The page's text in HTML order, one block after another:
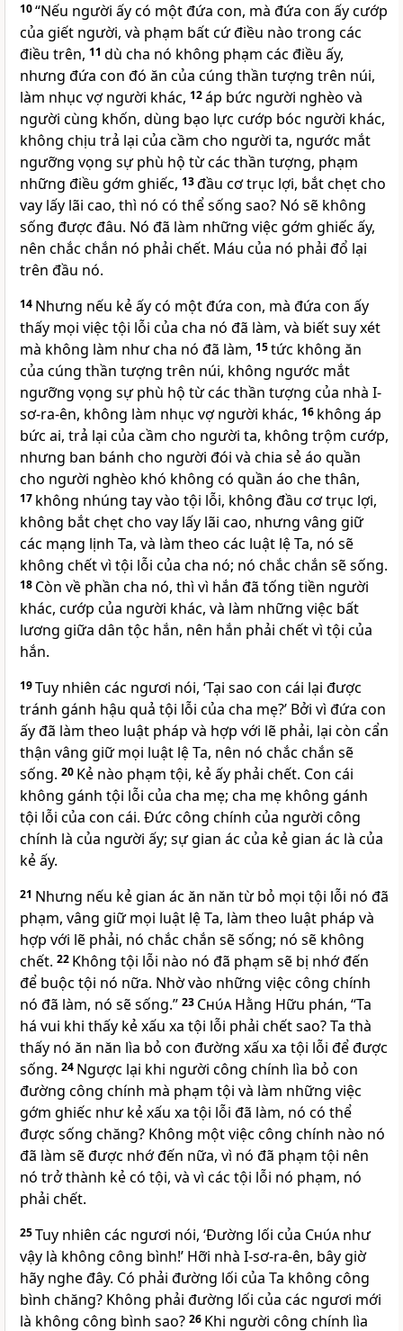
10“Nếu người ấy có một đứa con, mà đứa con ấy cướp
của giết người, và phạm bất cứ điều nào trong các
điều trên, 11 dù cha nó không phạm các điều ấy,
nhưng đứa con đó ăn của cúng thần tượng trên núi,
làm nhục vợ người khác, 12áp bức người nghèo và
người cùng khốn, dùng bạo lực cướp bóc người khác,
không chịu trả lại của cầm cho người ta, ngước mắt
ngưỡng vọng sự phù hộ từ các thần tượng, phạm
những điều gớm ghiếc, 13đầu cơ trục lợi, bắt chẹt cho
vay lấy lãi cao, thì nó có thể sống sao? Nó sẽ không
sống được đâu. Nó đã làm những việc gớm ghiếc ấy,
nên chắc chắn nó phải chết. Máu của nó phải đổ lại
trên đầu nó.
14 Nhưng nếu kẻ ấy có một đứa con, mà đứa con ấy
thấy mọi việc tội lỗi của cha nó đã làm, và biết suy xét
mà không làm như cha nó đã làm, 15tức không ăn
của cúng thần tượng trên núi, không ngước mắt
ngưỡng vọng sự phù hộ từ các thần tượng của nhà I-
sơ-ra-ên, không làm nhục vợ người khác, 16 không áp
bức ai, trả lại của cầm cho người ta, không trộm cướp,
nhưng ban bánh cho người đói và chia sẻ áo quần
cho người nghèo khó không có quần áo che thân,
17 không nhúng tay vào tội lỗi, không đầu cơ trục lợi,
không bắt chẹt cho vay lấy lãi cao, nhưng vâng giữ
các mạng lịnh Ta, và làm theo các luật lệ Ta, nó sẽ
không chết vì tội lỗi của cha nó; nó chắc chắn sẽ sống.
18 Còn về phần cha nó, thì vì hắn đã tống tiền người
khác, cướp của người khác, và làm những việc bất
lương giữa dân tộc hắn, nên hắn phải chết vì tội của
hắn.
19Tuy nhiên các ngươi nói, ‘Tại sao con cái lại được
tránh gánh hậu quả tội lỗi của cha mẹ?’ Bởi vì đứa con
ấy đã làm theo luật pháp và hợp với lẽ phải, lại còn cẩn
thận vâng giữ mọi luật lệ Ta, nên nó chắc chắn sẽ
sống. 20 Kẻ nào phạm tội, kẻ ấy phải chết. Con cái
không gánh tội lỗi của cha mẹ; cha mẹ không gánh
tội lỗi của con cái. Ðức công chính của người công
chính là của người ấy; sự gian ác của kẻ gian ác là của
kẻ ấy.
21 Nhưng nếu kẻ gian ác ăn năn từ bỏ mọi tội lỗi nó đã
phạm, vâng giữ mọi luật lệ Ta, làm theo luật pháp và
hợp với lẽ phải, nó chắc chắn sẽ sống; nó sẽ không
chết. 22 Không tội lỗi nào nó đã phạm sẽ bị nhớ đến
để buộc tội nó nữa. Nhờ vào những việc công chính
nó đã làm, nó sẽ sống.” 23 ChúaHằng Hữu phán, “Ta
há vui khi thấy kẻ xấu xa tội lỗi phải chết sao? Ta thà
thấy nó ăn năn lìa bỏ con đường xấu xa tội lỗi để được
sống. 24 Ngược lại khi người công chính lìa bỏ con
đường công chính mà phạm tội và làm những việc
gớm ghiếc như kẻ xấu xa tội lỗi đã làm, nó có thể
được sống chăng? Không một việc công chính nào nó
đã làm sẽ được nhớ đến nữa, vì nó đã phạm tội nên
nó trở thành kẻ có tội, và vì các tội lỗi nó phạm, nó
phải chết.
25Tuy nhiên các ngươi nói, ‘Ðường lối của Chúanhư
vậy là không công bình!’ Hỡi nhà I-sơ-ra-ên, bây giờ
hãy nghe đây. Có phải đường lối của Ta không công
bình chăng? Không phải đường lối của các ngươi mới
là không công bình sao? 26 Khi người công chính lìa